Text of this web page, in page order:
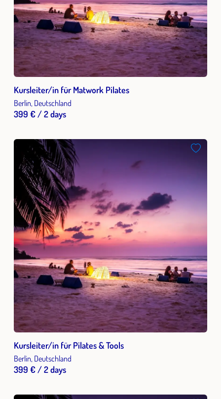
Kursleiter/in für Matwork Pilates
Berlin, Deutschland
399 € / 2 days
Kursleiter/in für Pilates & Tools
Berlin, Deutschland
399 € / 2 days